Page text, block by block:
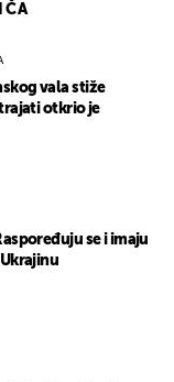
vala stiže
otkrio je
se i imaju